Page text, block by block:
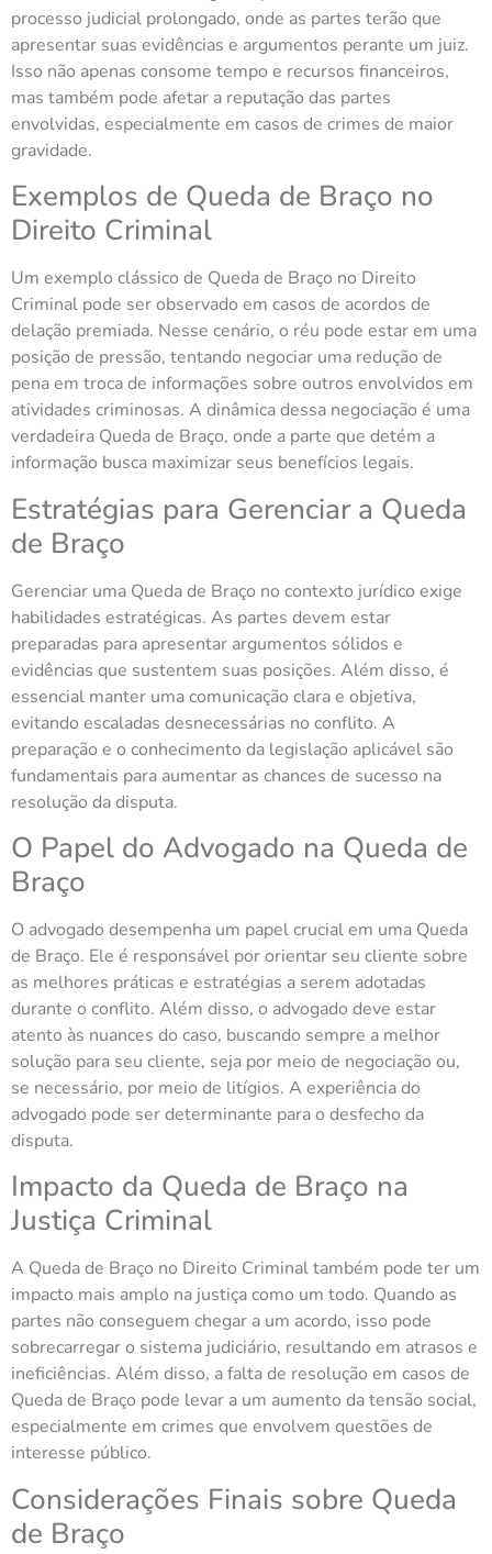
processo judicial prolongado, onde as partes terão que
apresentar suas evidências e argumentos perante um juiz.
Isso não apenas consome tempo e recursos financeiros,
mas também pode afetar a reputação das partes
envolvidas, especialmente em casos de crimes de maior
gravidade.
Exemplos de Queda de Braço no
Direito Criminal
Um exemplo clássico de Queda de Braço no Direito
Criminal pode ser observado em casos de acordos de
delação premiada. Nesse cenário, o réu pode estar em uma
posição de pressão, tentando negociar uma redução de
pena em troca de informações sobre outros envolvidos em
atividades criminosas. A dinâmica dessa negociação é uma
verdadeira Queda de Braço, onde a parte que detém a
informação busca maximizar seus benefícios legais.
Estratégias para Gerenciar a Queda
de Braço
Gerenciar uma Queda de Braço no contexto jurídico exige
habilidades estratégicas. As partes devem estar
preparadas para apresentar argumentos sólidos e
evidências que sustentem suas posições. Além disso, é
essencial manter uma comunicação clara e objetiva,
evitando escaladas desnecessárias no conflito. A
preparação e o conhecimento da legislação aplicável são
fundamentais para aumentar as chances de sucesso na
resolução da disputa.
O Papel do Advogado na Queda de
Braço
O advogado desempenha um papel crucial em uma Queda
de Braço. Ele é responsável por orientar seu cliente sobre
as melhores práticas e estratégias a serem adotadas
durante o conflito. Além disso, o advogado deve estar
atento às nuances do caso, buscando sempre a melhor
solução para seu cliente, seja por meio de negociação ou,
se necessário, por meio de litígios. A experiência do
advogado pode ser determinante para o desfecho da
disputa.
Impacto da Queda de Braço na
Justiça Criminal
A Queda de Braço no Direito Criminal também pode ter um
impacto mais amplo na justiça como um todo. Quando as
partes não conseguem chegar a um acordo, isso pode
sobrecarregar o sistema judiciário, resultando em atrasos e
ineficiências. Além disso, a falta de resolução em casos de
Queda de Braço pode levar a um aumento da tensão social,
especialmente em crimes que envolvem questões de
interesse público.
Considerações Finais sobre Queda
de Braço